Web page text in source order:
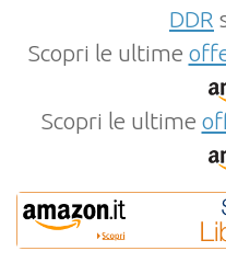
DDR
Scopri le ultime
Scopri le ultime